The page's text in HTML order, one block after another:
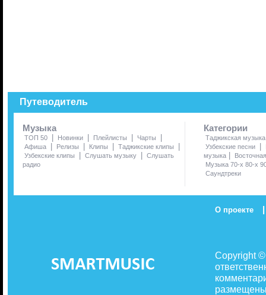
Путеводитель
Музыка
ТОП 50 | Новинки | Плейлисты | Чарты |
Афиша | Релизы | Клипы | Таджикские клипы |
Узбекские клипы | Слушать музыку | Слушать
радио
Категории
Таджикская музыка
Узбекские песни
|
музыка |
Музыка 70-х 80-х
Саундтреки
О проекте |
Copyright
размещены